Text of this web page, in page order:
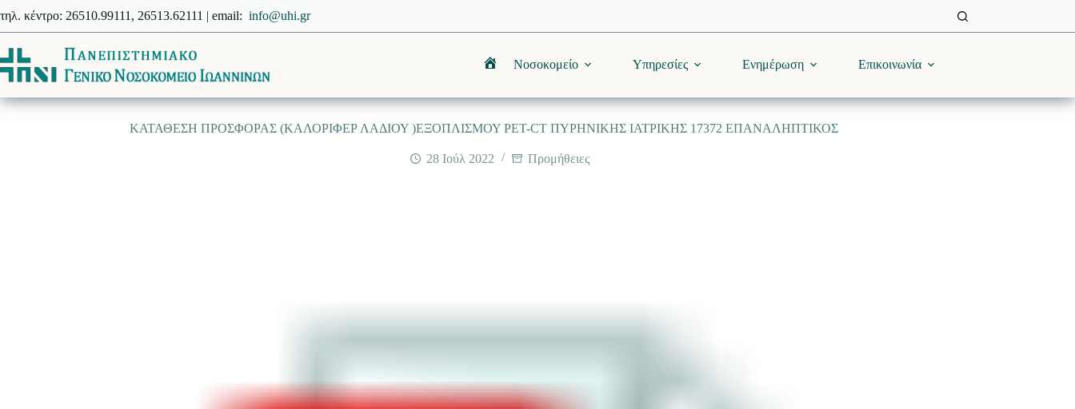
στο
περιεχόμενο
τηλ. κέντρο: 26510.99111, 26513.62111 | email: info@uhi.gr
ΑρχικήΝοσοκομείο Υπηρεσίες Ενημέρωση Επικοινωνία
ΚΑΤΑΘΕΣΗ ΠΡΟΣΦΟΡΑΣ (ΚΑΛΟΡΙΦΕΡ ΛΑΔΙΟΥ )ΕΞΟΠΛΙΣΜΟΥ PET-CT ΠΥΡΗΝΙΚΗΣ IATΡΙΚΗΣ 17372 ΕΠΑΝΑΛΗΠΤΙΚΟΣ
28 Ιούλ 2022 Προμήθειες